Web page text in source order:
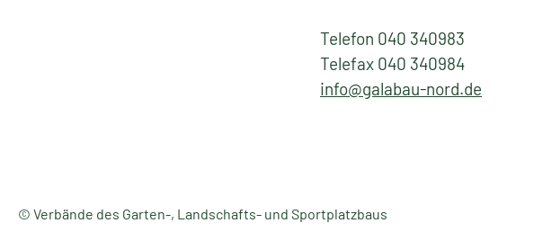
Telefon 040 340983
Telefax 040 340984
info@galabau-nord.de
© Verbände des Garten-, Landschafts- und Sportplatzbaus